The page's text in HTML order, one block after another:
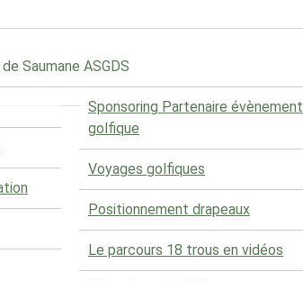
Saumane ASGDS
Sponsoring Partenaire évènement
golfique
Voyages golfiques
Positionnement drapeaux
Le parcours 18 trous en vidéos